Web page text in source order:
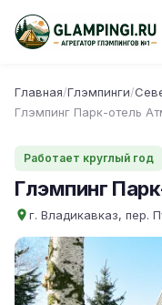
Главная/Глэмпинги/
Глэмпинг Парк-отель
Работает круглый год
Глэмпинг
г. Владикавказ, пер.